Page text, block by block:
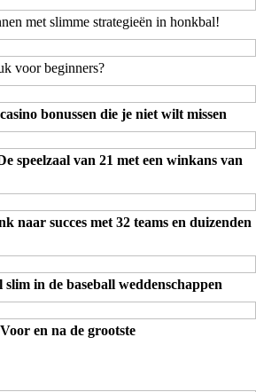
met slimme strategieën in honkbal!
voor beginners?
bonussen die je niet wilt missen
speelzaal van 21 met een winkans van
naar succes met 32 teams en duizenden
slim in de baseball weddenschappen
en na de grootste